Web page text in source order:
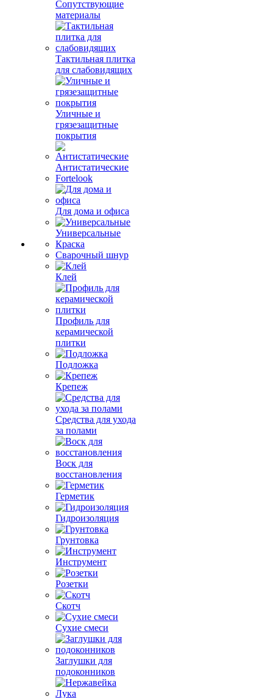
Сопутствующие
материалы
Тактильная плитка
для слабовидящих
Уличные и
грязезащитные
покрытия
Антистатические
Fortelook
Для дома и офиса
Универсальные
Краска
Сварочный шнур
Клей
Профиль для
керамической
плитки
Подложка
Крепеж
Средства для ухода
за полами
Воск для
восстановления
Герметик
Гидроизоляция
Грунтовка
Инструмент
Розетки
Скотч
Сухие смеси
Заглушки для
подоконников